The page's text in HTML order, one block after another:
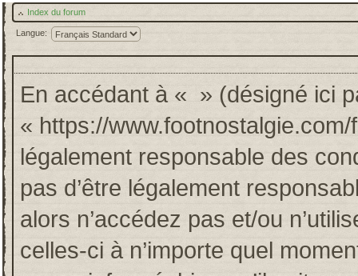
Index du forum
Langue:
En accédant à « » (désigné ici
« https://
légalement responsable des
pas d’être légalement
alors n’accédez pas et/ou
celles-ci à n’importe quel